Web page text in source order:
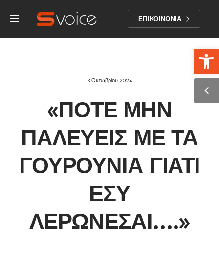
ΕΠΙΚΟΙΝΩΝΙΑ
3 Οκτωβρίου 2024
«ΠΟΤΈ ΜΗΝ
ΠΑΛΕΎΕΙΣ ΜΕ ΤΑ
ΓΟΥΡΟΎΝΙΑ ΓΙΑΤΊ
ΕΣΎ
ΛΕΡΏΝΕΣΑΙ….»